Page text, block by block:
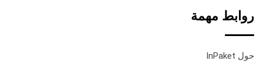
روابط مهمة
حول InPaket